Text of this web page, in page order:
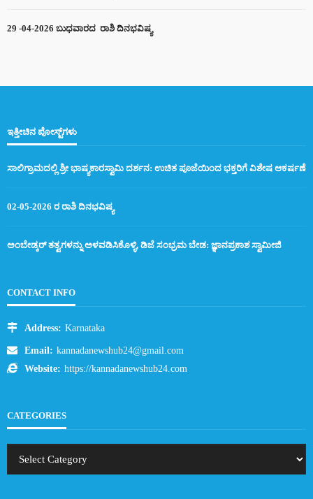
29 -04-2026 ಬುಧವಾರದ ರಾಶಿ ದಿನಭವಿಷ್ಯ
ಇತ್ತೀಚಿನ ಪೋಸ್ಟ್‌ಗಳು
ಸಾಲಿಗ್ರಾಮದಲ್ಲಿ ಶ್ರೀ ಭಾಷ್ಯಕಾರಸ್ವಾಮಿ ದರ್ಶನ: ಉಚಿತ ಪೂಜೆಯಿಂದ ಭಕ್ತರಿಗೆ ವಿಶೇಷ ಆಕರ್ಷಣೆ
02-05-2026 ರ ರಾಶಿ ದಿನಭವಿಷ್ಯ
ಅಂಬೇಡ್ಕರ್ ತತ್ವಗಳನ್ನು ಅಳವಡಿಸಿಕೊಳ್ಳಿ, ಡಿಜೆ ಸಂಭ್ರಮ ಬೇಡ: ಜ್ಞಾನಪ್ರಕಾಶ ಸ್ವಾಮೀಜಿ
CONTACT INFO
Address: Karnataka
Email: kannadanewshub24@gmail.com
Website: https://kannadanewshub24.com
CATEGORIES